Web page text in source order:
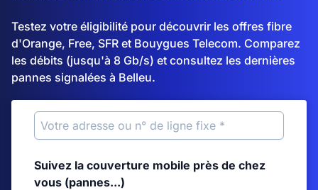
Testez votre éligibilité pour découvrir les offres fibre
d'Orange, Free, SFR et Bouygues Telecom. Comparez
les débits (jusqu'à 8 Gb/s) et consultez les dernières
pannes signalées à Belleu.
Suivez la couverture mobile près de chez
vous (pannes...)